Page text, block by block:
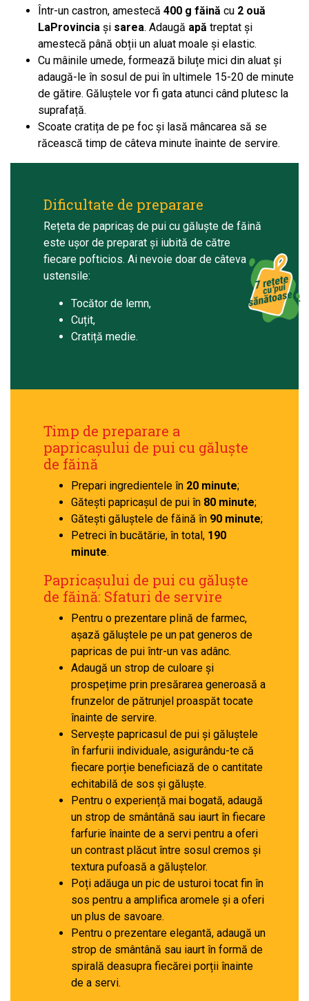
Într-un castron, amestecă 400 g făină cu 2 ouă
LaProvincia și sarea. Adaugă apă treptat și
amestecă până obții un aluat moale și elastic.
Cu mâinile umede, formează biluțe mici din aluat și
adaugă-le în sosul de pui în ultimele 15-20 de minute
de gătire. Găluștele vor fi gata atunci când plutesc la
suprafață.
Scoate cratița de pe foc și lasă mâncarea să se
răcească timp de câteva minute înainte de servire.
Dificultate de preparare
Rețeta de papricaș de pui cu găluște de făină
este ușor de preparat și iubită de către
fiecare pofticios. Ai nevoie doar de câteva
ustensile:
Tocător de lemn,
Cuțit,
Cratiță medie.
Timp de preparare a
papricașului de pui cu găluște
de făină
Prepari ingredientele în 20 minute;
Gătești papricașul de pui în 80 minute;
Gătești găluștele de făină în 90 minute;
Petreci în bucătărie, în total, 190
minute.
Papricașului de pui cu găluște
de făină: Sfaturi de servire
Pentru o prezentare plină de farmec,
așază găluștele pe un pat generos de
papricas de pui într-un vas adânc.
Adaugă un strop de culoare și
prospețime prin presărarea generoasă a
frunzelor de pătrunjel proaspăt tocate
înainte de servire.
Servește papricasul de pui și găluștele
în farfurii individuale, asigurându-te că
fiecare porție beneficiază de o cantitate
echitabilă de sos și găluște.
Pentru o experiență mai bogată, adaugă
un strop de smântână sau iaurt în fiecare
farfurie înainte de a servi pentru a oferi
un contrast plăcut între sosul cremos și
textura pufoasă a găluștelor.
Poți adăuga un pic de usturoi tocat fin în
sos pentru a amplifica aromele și a oferi
un plus de savoare.
Pentru o prezentare elegantă, adaugă un
strop de smântână sau iaurt în formă de
spirală deasupra fiecărei porții înainte
de a servi.